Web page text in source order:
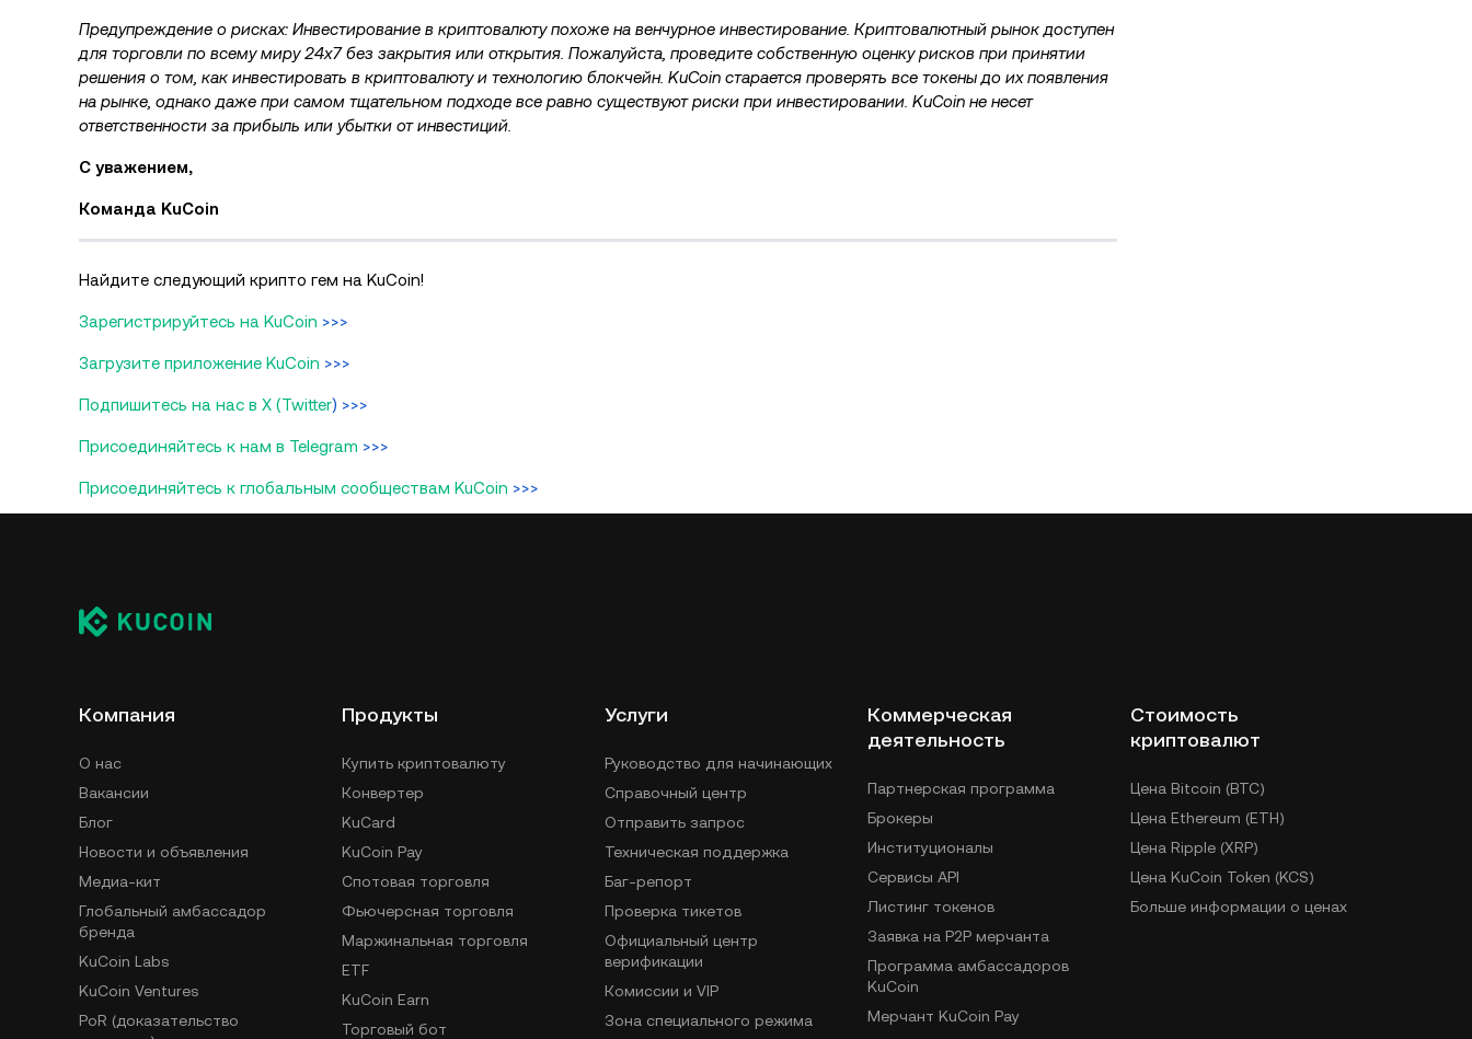
Предупреждение о рисках: Инвестирование в криптовалюту похоже на венчурное инвестирование. Криптовалютный рынок доступен
для торговли по всему миру 24x7 без закрытия или открытия. Пожалуйста, проведите собственную оценку рисков при принятии
решения о том, как инвестировать в криптовалюту и технологию блокчейн. KuCoin старается проверять все токены до их появления
на рынке, однако даже при самом тщательном подходе все равно существуют риски при инвестировании. KuCoin не несет
ответственности за прибыль или убытки от инвестиций.
С уважением,
Команда KuCoin
Найдите следующий крипто гем на KuCoin!
Зарегистрируйтесь на KuCoin >>>
Загрузите приложение KuCoin >>>
Подпишитесь на нас в X (Twitter) >>>
Присоединяйтесь к нам в Telegram >>>
Присоединяйтесь к глобальным сообществам KuCoin >>>
Компания
О нас
Вакансии
Блог
Новости и объявления
Медиа-кит
Глобальный амбассадор
бренда
KuCoin Labs
KuCoin Ventures
PoR (доказательство
Продукты
Купить криптовалюту
Конвертер
KuCard
KuCoin Pay
Спотовая торговля
Фьючерсная торговля
Маржинальная торговля
ETF
KuCoin Earn
Торговый бот
Услуги
Руководство для начинающих
Справочный центр
Отправить запрос
Техническая поддержка
Баг-репорт
Проверка тикетов
Официальный центр
верификации
Комиссии и VIP
Зона специального режима
Коммерческая
деятельность
Партнерская программа
Брокеры
Институционалы
Сервисы API
Листинг токенов
Заявка на P2P мерчанта
Программа амбассадоров
KuCoin
Мерчант KuCoin Pay
Стоимость
криптовалют
Цена Bitcoin (BTC)
Цена Ethereum (ETH)
Цена Ripple (XRP)
Цена KuCoin Token (KCS)
Больше информации о ценах